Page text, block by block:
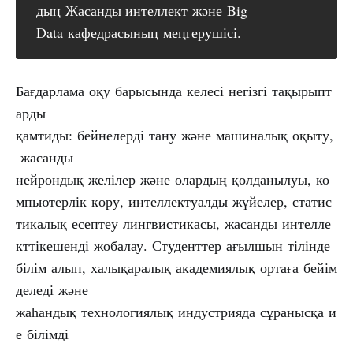
дың Жасанды интеллект және Big
Data кафедрасының меңгерушісі.
Бағдарлама оқу барысында келесі негізгі тақырыпт
арды
қамтиды: бейнелерді тану және машиналық оқыту,
жасанды
нейрондық желілер және олардың қолданылуы, ко
мпьютерлік көру, интеллектуалды жүйелер, статис
тикалық есептеу лингвистикасы, жасанды интелле
кттікешенді жобалау. Студенттер ағылшын тілінде
білім алып, халықаралық академиялық ортаға бейім
деледі және
жаһандық технологиялық индустрияда сұранысқа и
е білімді